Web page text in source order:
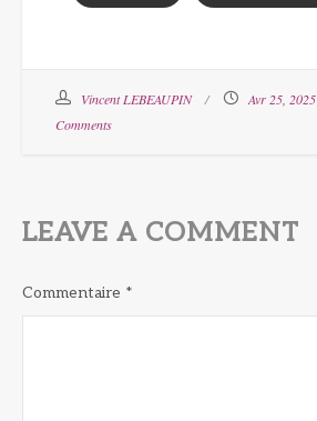
Vincent LEBEAUPIN Avr 25, 2025
Comments
LEAVE A COMMENT
Commentaire *